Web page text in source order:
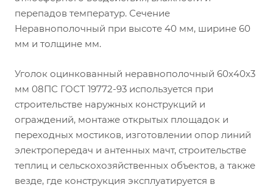
перепадов температур. Сечение
Неравнополочный при высоте 40 мм, ширине 60
мм и толщине мм.
Уголок оцинкованный неравнополочный 60х40х3
мм 08ПС ГОСТ 19772-93 используется при
строительстве наружных конструкций и
ограждений, монтаже открытых площадок и
переходных мостиков, изготовлении опор линий
электропередач и антенных мачт, строительстве
теплиц и сельскохозяйственных объектов, а также
везде, где конструкция эксплуатируется в